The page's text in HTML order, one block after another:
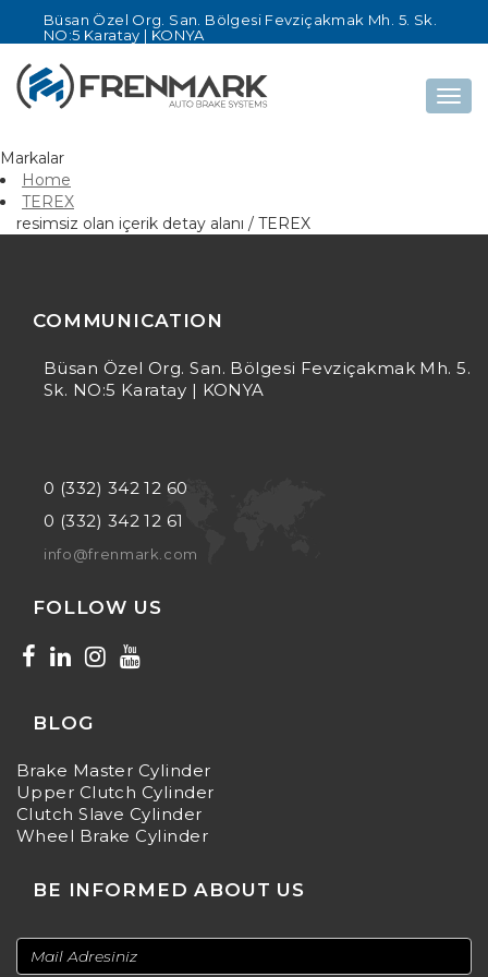
Büsan Özel Org. San. Bölgesi Fevziçakmak Mh. 5. Sk.
NO:5 Karatay | KONYA
Markalar
Home
TEREX
resimsiz olan içerik detay alanı / TEREX
COMMUNICATION
Büsan Özel Org. San. Bölgesi Fevziçakmak Mh. 5.
Sk. NO:5 Karatay | KONYA
0 (332) 342 12 60
0 (332) 342 12 61
info@frenmark.com
FOLLOW US
BLOG
Brake Master Cylinder
Upper Clutch Cylinder
Clutch Slave Cylinder
Wheel Brake Cylinder
BE INFORMED ABOUT US